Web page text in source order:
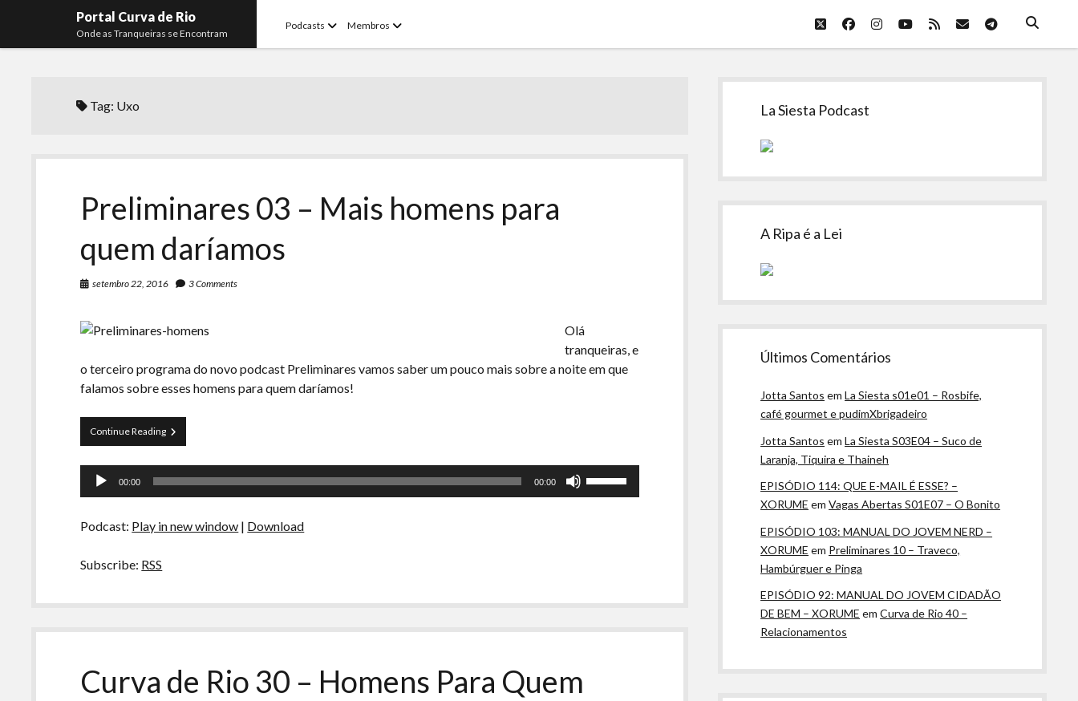
Portal Curva de Rio
Onde as Tranqueiras se Encontram
Podcasts openMembros open
twitterfacebookinstagram
youtube
rss emailtelegram
Tag: Uxo
Preliminares 03 – Mais homens para
quem daríamos
setembro 22, 2016 3 Comments
Olá
tranqueiras, e
o terceiro programa do novo podcast Preliminares vamos saber um pouco mais sobre a noite em que
falamos sobre esses homens para quem daríamos!
Continue ReadingPreliminares
03
homens
daríamos
Tocador
00:00 00:00
Podcast: Play in new window | Download
Subscribe: RSS
Curva de Rio 30 – Homens Para Quem
Sidebar
La Siesta Podcast
A Ripa é a Lei
Últimos Comentários
Jotta Santos emLa Siesta s01e01 – Rosbife,
café gourmet e pudimXbrigadeiro
Jotta Santos emLa Siesta S03E04 – Suco de
Laranja, Tiquira e Thaineh
EPISÓDIO 114: QUE E-MAIL É ESSE? –
XORUME emVagas Abertas S01E07 – O Bonito
EPISÓDIO 103: MANUAL DO JOVEM NERD –
XORUME em Preliminares 10 – Traveco,
Hambúrguer e Pinga
EPISÓDIO 92: MANUAL DO JOVEM CIDADÃO
DE BEM – XORUME emCurva de Rio 40 –
Relacionamentos